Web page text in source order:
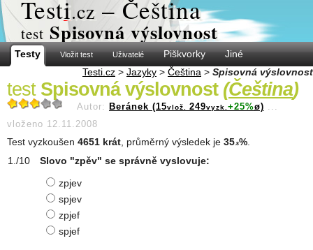
Testi.cz – Čeština
test Spisovná výslovnost
Testy Vložit test Uživatelé Piškvorky
Jiné
Testi.cz > Jazyky > Čeština > Spisovná výslovnost
test Spisovná výslovnost (Čeština)
Autor: Beránek (15vlož. 249vyzk. +25%ø) ...
vloženo 12.11.2008
Test vyzkoušen 4651 krát , průměrný výsledek je 35 .8%
Slovo "zpěv" se správně vyslovuje:
zpjev
spjev
zpjef
spjef